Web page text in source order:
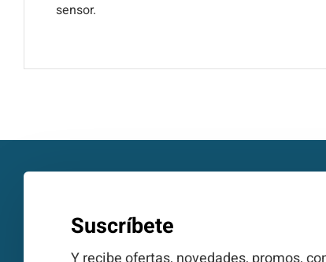
sensor.
Suscríbete